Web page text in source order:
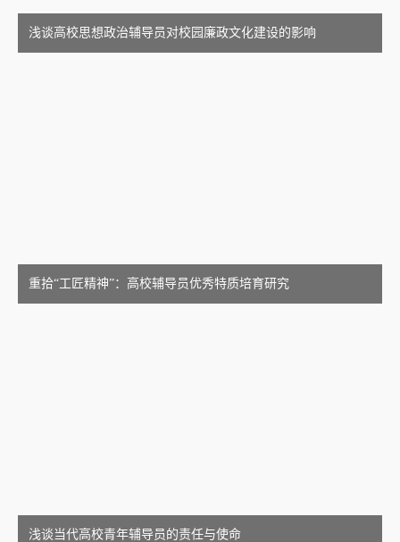
浅谈高校思想政治辅导员对校园廉政文化建设的影响
重拾“工匠精神”：高校辅导员优秀特质培育研究
浅谈当代高校青年辅导员的责任与使命